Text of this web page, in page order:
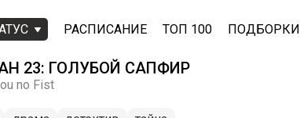
РАСПИСАНИЕ ТОП 100 ПОДБОРКИ
23: ГОЛУБОЙ САПФИР
no Fist